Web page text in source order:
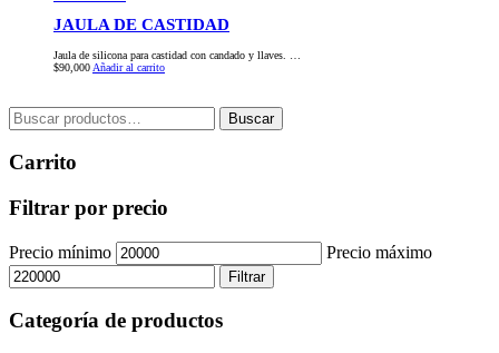
JAULA DE CASTIDAD
Jaula de silicona para castidad con candado y llaves. …
$90,000 Añadir al carrito
Buscar
Carrito
Filtrar por precio
Precio mínimo Precio máximo
Filtrar
Categoría de productos